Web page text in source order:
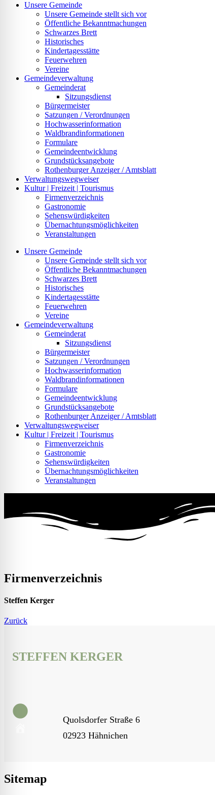
Unsere Gemeinde
Unsere Gemeinde stellt sich vor
Öffentliche Bekanntmachungen
Schwarzes Brett
Historisches
Kindertagesstätte
Feuerwehren
Vereine
Gemeindeverwaltung
Gemeinderat
Sitzungsdienst
Bürgermeister
Satzungen / Verordnungen
Hochwasserinformation
Waldbrandinformationen
Formulare
Gemeindeentwicklung
Grundstücksangebote
Rothenburger Anzeiger / Amtsblatt
Verwaltungswegweiser
Kultur | Freizeit | Tourismus
Firmenverzeichnis
Gastronomie
Sehenswürdigkeiten
Übernachtungsmöglichkeiten
Veranstaltungen
Unsere Gemeinde
Unsere Gemeinde stellt sich vor
Öffentliche Bekanntmachungen
Schwarzes Brett
Historisches
Kindertagesstätte
Feuerwehren
Vereine
Gemeindeverwaltung
Gemeinderat
Sitzungsdienst
Bürgermeister
Satzungen / Verordnungen
Hochwasserinformation
Waldbrandinformationen
Formulare
Gemeindeentwicklung
Grundstücksangebote
Rothenburger Anzeiger / Amtsblatt
Verwaltungswegweiser
Kultur | Freizeit | Tourismus
Firmenverzeichnis
Gastronomie
Sehenswürdigkeiten
Übernachtungsmöglichkeiten
Veranstaltungen
Firmenverzeichnis
Steffen Kerger
Zurück
STEFFEN KERGER
Quolsdorfer Straße 6
02923 Hähnichen
Sitemap